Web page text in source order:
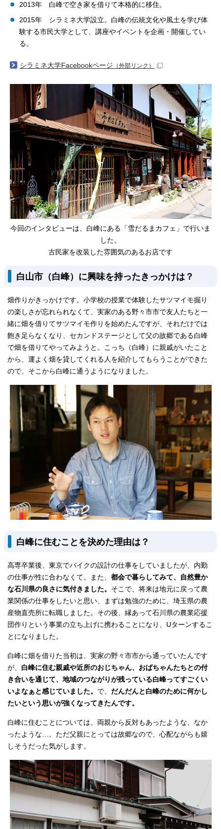
2013年 白峰で空き家を借りて本格的に移住。
2015年 シラミネ大学設立。白峰の伝統文化や風土を学び体
験する市民大学として、講座やイベントを企画・開催してい
る。
シラミネ大学Facebookページ （外部リンク）
今回のインタビューは、白峰にある「雪だるまカフェ」で行いま
した。
古民家を改装した雰囲気のあるお店です
白山市（白峰）に興味を持ったきっかけは？
畑作りがきっかけです。小学校の授業で体験したサツマイモ掘り
の楽しさが忘れられなくて、実家のある野々市市で友人たちと一
緒に畑を借りてサツマイモ作りを始めたんですが、それだけでは
飽き足らなくなり、セカンドステージとして父の故郷である白峰
で畑を借りてやってみようと。こっち（白峰）に親戚がいたこと
から、運よく畑を貸してくれる人を紹介してもらうことができた
ので、そこから白峰に通うようになりました。
白峰に住むことを決めた理由は？
高専卒業後、東京でバイクの設計の仕事をしていましたが、内勤
の仕事が性に合わなくて。また、 都会で暮らしてみて、自然豊か
な石川県の良さに気付きました。 そこで、将来は地元に戻って農
業関係の仕事をしたいと思い、まずは勉強のために、埼玉県の農
産物直売所に転職しました。その後、縁あって石川県の農業応援
団作りという事業の立ち上げに携わることになり、Uターンするこ
とになりました。
白峰に畑を借りた当初は、実家の野々市市から通っていたんです
が、 白峰に住む親戚や近所のおじちゃん、おばちゃんたちとの付
き合いを通じて、地域のつながりが残っている白峰ってすごくい
いよなぁと感じていました。 で、 だんだんと白峰のために何かし
たいという思いが強くなってきたんです。
白峰に住むことについては、両親から反対もあったような、なか
ったような…。ただ父親にとっては故郷なので、心配ながらも嬉
しそうだった気がします。